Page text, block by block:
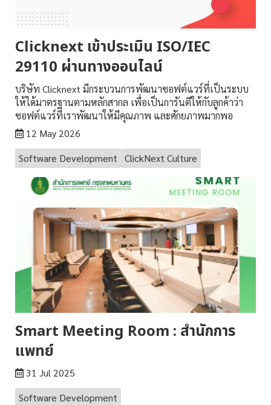
Clicknext เข้าประเมิน ISO/IEC
29110 ผ่านทางออนไลน์
บริษัท Clicknext มีกระบวนการพัฒนาซอฟต์แวร์ที่เป็นระบบ
ให้ได้มาตรฐานตามหลักสากล เพื่อเป็นการันตีให้กับลูกค้าว่า
ซอฟต์แวร์ที่เราพัฒนาให้มีคุณภาพ และศักยภาพมากพอ
12 May 2026
Software Development
ClickNext Culture
Smart Meeting Room : สำนักการ
แพทย์
31 Jul 2025
Software Development